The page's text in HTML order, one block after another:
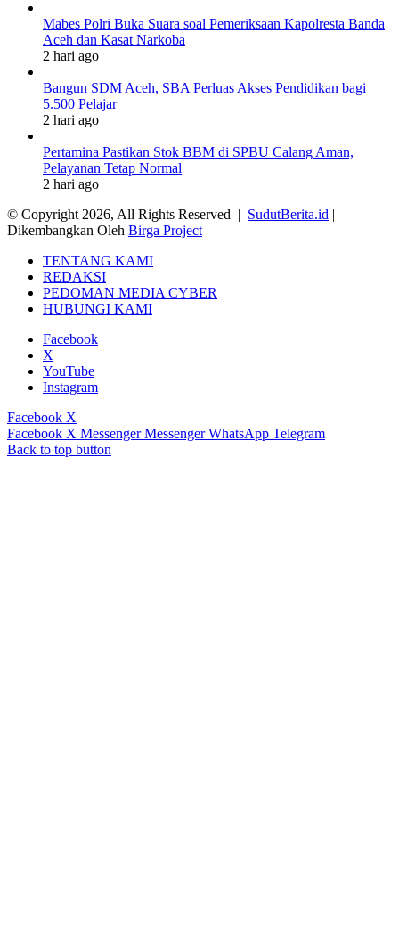
Mabes Polri Buka Suara soal Pemeriksaan Kapolresta Banda
Aceh dan Kasat Narkoba
2 hari ago
Bangun SDM Aceh, SBA Perluas Akses Pendidikan bagi
5.500 Pelajar
2 hari ago
Pertamina Pastikan Stok BBM di SPBU Calang Aman,
Pelayanan Tetap Normal
2 hari ago
© Copyright 2026, All Rights Reserved | SudutBerita.id |
Dikembangkan Oleh Birga Project
TENTANG KAMI
REDAKSI
PEDOMAN MEDIA CYBER
HUBUNGI KAMI
Facebook
X
YouTube
Instagram
Facebook X
Facebook X Messenger Messenger WhatsApp Telegram
Back to top button